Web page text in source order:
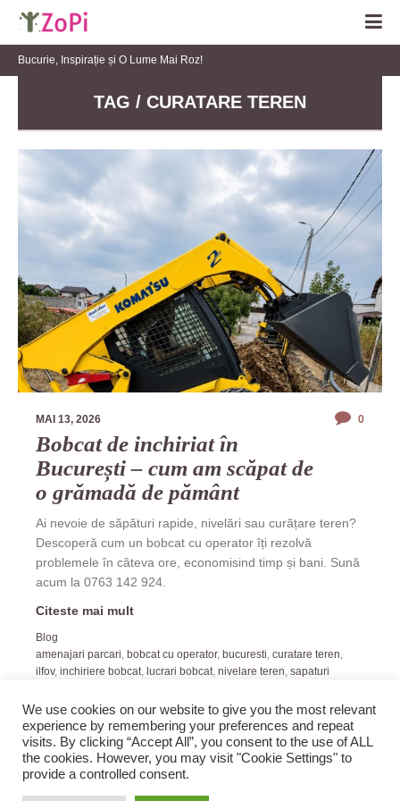
Bucurie, Inspirație și O Lume Mai Roz!
TAG / CURATARE TEREN
MAI 13, 2026 0
Bobcat de inchiriat în
București – cum am scăpat de
o grămadă de pământ
Ai nevoie de săpături rapide, nivelări sau curățare teren?
Descoperă cum un bobcat cu operator îți rezolvă
problemele în câteva ore, economisind timp și bani. Sună
acum la 0763 142 924.
Citeste mai mult
Blog
amenajari parcari, bobcat cu operator, bucuresti, curatare teren,
ilfov, inchiriere bobcat, lucrari bobcat, nivelare teren, sapaturi
2019 Zopi.ro -Blog de Veselie! All rights reserved.
We use cookies on our website to give you the most relevant
experience by remembering your preferences and repeat
visits. By clicking “Accept All”, you consent to the use of ALL
the cookies. However, you may visit "Cookie Settings" to
provide a controlled consent.